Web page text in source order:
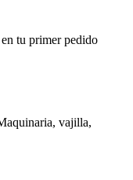
tu primer pedido
vajilla,